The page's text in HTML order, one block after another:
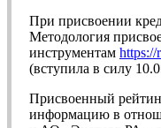
При присвоении
Методология
инструментам https://
(вступила в силу
Присвоенный
информацию в